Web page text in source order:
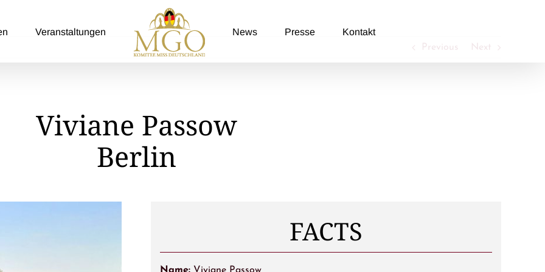
Veranstaltungen News Presse Kontakt
Previous Next
Viviane Passow
Berlin
FACTS